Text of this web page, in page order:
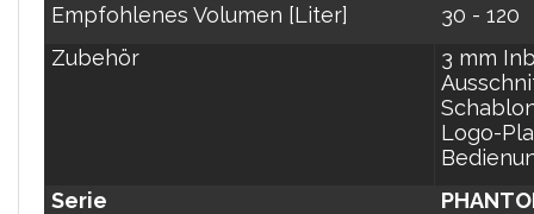
Empfohlenes Volumen [Liter]
30 - 120
Zubehör
3 mm
Logo-
Serie